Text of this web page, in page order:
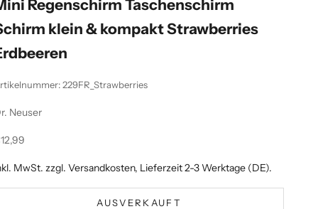
Regenschirm Taschenschirm
klein & kompakt Strawberries
229FR_Strawberries
Neuser
MwSt. zzgl.Versandkosten, Lieferzeit 2-3 Werktage (DE).
AUSVERKAUFT